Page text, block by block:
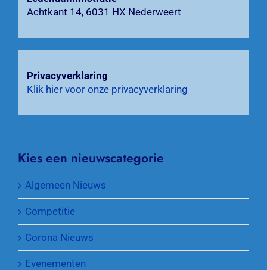
Achtkant 14, 6031 HX Nederweert
Privacyverklaring
Klik hier voor onze privacyverklaring
Kies een nieuwscategorie
Algemeen Nieuws
Competitie
Corona Nieuws
Evenementen